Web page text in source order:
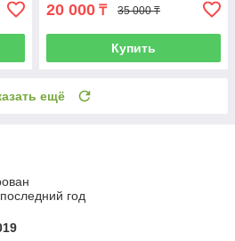
20 000 ₸ 35 000 ₸
Купить
ещё
год